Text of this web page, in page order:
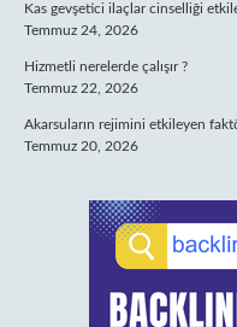
Kas gevşetici ilaçlar cinselliği
Temmuz 24, 2026
Hizmetli nerelerde çalışır ?
Temmuz 22, 2026
Akarsuların rejimini etkileyen
Temmuz 20, 2026